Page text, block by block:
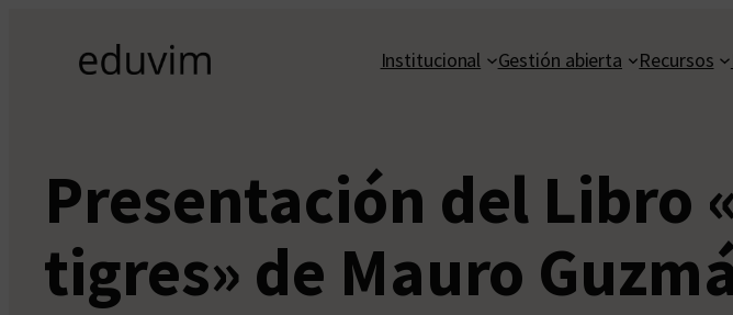
contenido
Institucional Gestión abierta Recursos
Presentación del Libro
tigres» de Mauro